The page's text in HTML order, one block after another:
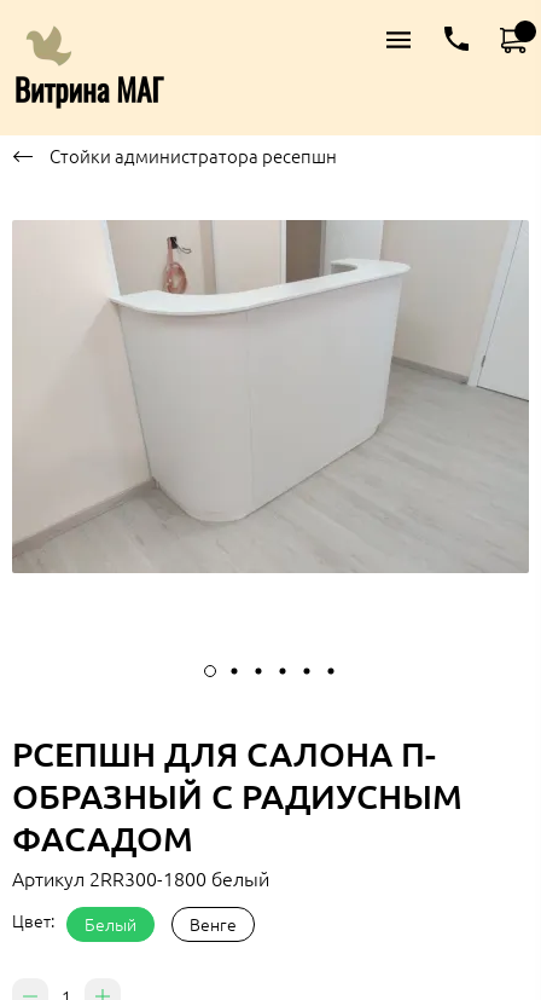
Стойки администратора ресепшн
РСЕПШН ДЛЯ САЛОНА П-
ОБРАЗНЫЙ С РАДИУСНЫМ
ФАСАДОМ
Артикул 2RR300-1800 белый
Цвет: Белый Венге